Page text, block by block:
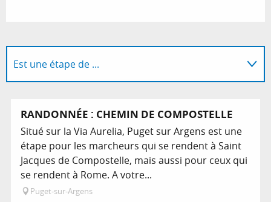
Est une étape de ...
RANDONNÉE : CHEMIN DE COMPOSTELLE
Situé sur la Via Aurelia, Puget sur Argens est une
étape pour les marcheurs qui se rendent à Saint
Jacques de Compostelle, mais aussi pour ceux qui
se rendent à Rome. A votre...
Puget-sur-Argens